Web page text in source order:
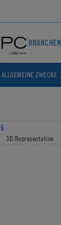
BRANCHEN
ALLGEMEINE ZWECKE
3D Representation